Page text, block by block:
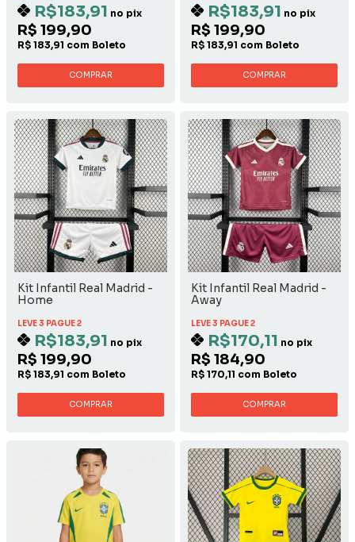
R$183,91 no pix
R$ 199,90
R$ 183,91 com Boleto
COMPRAR
R$183,91 no pix
R$ 199,90
R$ 183,91 com Boleto
COMPRAR
Kit Infantil Real Madrid -
Home
LEVE 3 PAGUE 2
R$183,91 no pix
R$ 199,90
R$ 183,91 com Boleto
COMPRAR
Kit Infantil Real Madrid -
Away
LEVE 3 PAGUE 2
R$170,11 no pix
R$ 184,90
R$ 170,11 com Boleto
COMPRAR